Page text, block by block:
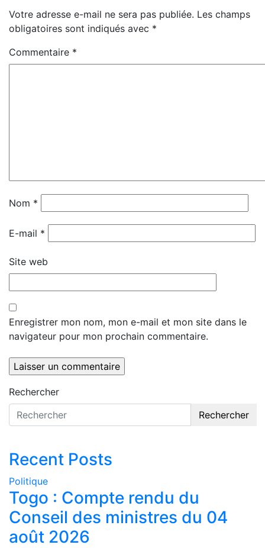
Votre adresse e-mail ne sera pas publiée. Les champs
obligatoires sont indiqués avec *
Commentaire *
Nom *
E-mail *
Site web
Enregistrer mon nom, mon e-mail et mon site dans le
navigateur pour mon prochain commentaire.
Rechercher
Rechercher
Recent Posts
Politique
Togo : Compte rendu du
Conseil des ministres du 04
août 2026